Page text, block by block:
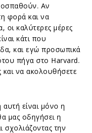
Αν
φορά και να
οι καλύτερες μέρες
κάτι που
και εγώ προσωπικά
πήγα στο Harvard.
και να ακολουθήσετε
είναι μόνο η
μας οδηγήσει η
σχολιάζοντας την